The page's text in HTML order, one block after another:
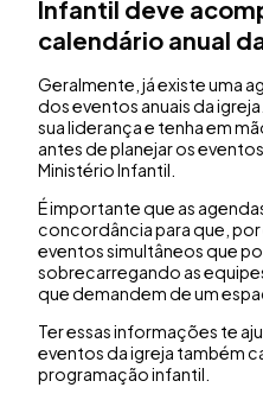
Infantil deve
calendário anual
Geralmente, já existe uma
dos eventos anuais da
sua liderança e tenha em
antes de planejar os
Ministério Infantil.
É importante que as
concordância para que, por
eventos simultâneos que
sobrecarregando as
que demandem de um
Ter essas informações te
eventos da igreja também
programação infantil.